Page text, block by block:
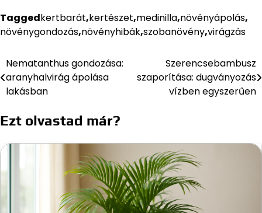
Taggedkertbarát,kertészet,medinilla,növényápolás,
növénygondozás,növényhibák,szobanövény,virágzás
Bejegyzés
navigáció
Nematanthus gondozása:
aranyhalvirág ápolása
lakásban
Szerencsebambusz
szaporítása: dugványozás
vízben egyszerűen
Ezt olvastad már?